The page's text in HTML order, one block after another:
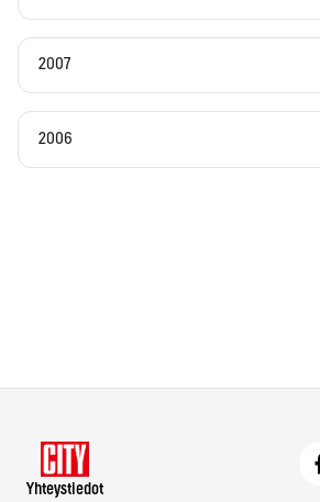
2007
2006
Yhteystiedot